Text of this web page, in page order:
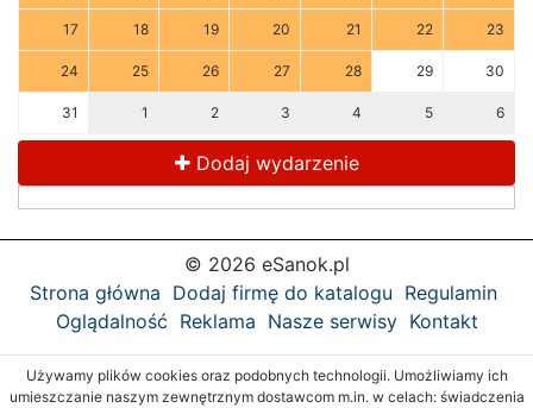
17 18 19 20 21 22 23
24 25 26 27 28 29 30
31 1 2 3 4 5 6
Dodaj wydarzenie
© 2026 eSanok.pl
Strona główna Dodaj firmę do katalogu Regulamin
Oglądalność Reklama Nasze serwisy Kontakt
Używamy plików cookies oraz podobnych technologii. Umożliwiamy ich
umieszczanie naszym zewnętrznym dostawcom m.in. w celach: świadczenia